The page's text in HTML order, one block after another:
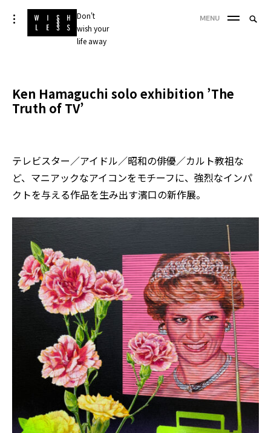
Skip
to
Don't
wish your
life away
toggle
open/close
sidebar
MENU
Ken Hamaguchi solo exhibition ’The
Truth of TV’
テレビスター／アイドル／昭和の俳優／カルト教祖な
ど、マニアックなアイコンをモチーフに、強烈なインパ
クトを与える作品を生み出す濱口の新作展。